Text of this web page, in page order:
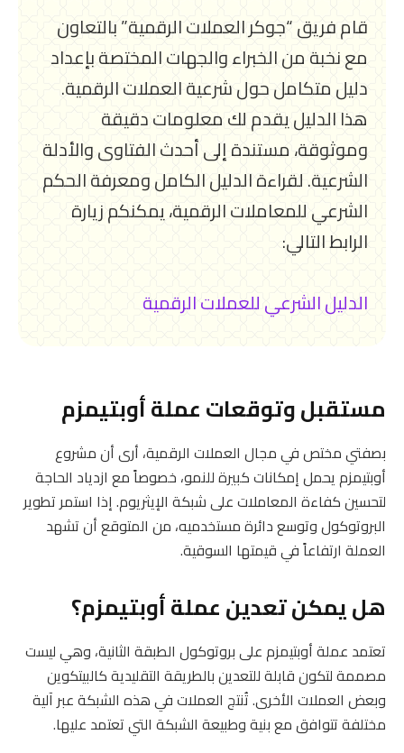
قام فريق “جوكر العملات الرقمية” بالتعاون
مع نخبة من الخبراء والجهات المختصة بإعداد
دليل متكامل حول شرعية العملات الرقمية.
هذا الدليل يقدم لك معلومات دقيقة
وموثوقة، مستندة إلى أحدث الفتاوى والأدلة
الشرعية. لقراءة الدليل الكامل ومعرفة الحكم
الشرعي للمعاملات الرقمية، يمكنكم زيارة
الرابط التالي:
الدليل الشرعي للعملات الرقمية
مستقبل وتوقعات عملة أوبتيمزم
بصفتي مختص في مجال العملات الرقمية، أرى أن مشروع
أوبتيمزم يحمل إمكانات كبيرة للنمو، خصوصاً مع ازدياد الحاجة
لتحسين كفاءة المعاملات على شبكة الإيثريوم. إذا استمر تطوير
البروتوكول وتوسع دائرة مستخدميه، من المتوقع أن تشهد
العملة ارتفاعاً في قيمتها السوقية.
هل يمكن تعدين عملة أوبتيمزم؟
تعتمد عملة أوبتيمزم على بروتوكول الطبقة الثانية، وهي ليست
مصممة لتكون قابلة للتعدين بالطريقة التقليدية كالبيتكوين
وبعض العملات الأخرى. تُنتج العملات في هذه الشبكة عبر آلية
مختلفة تتوافق مع بنية وطبيعة الشبكة التي تعتمد عليها.